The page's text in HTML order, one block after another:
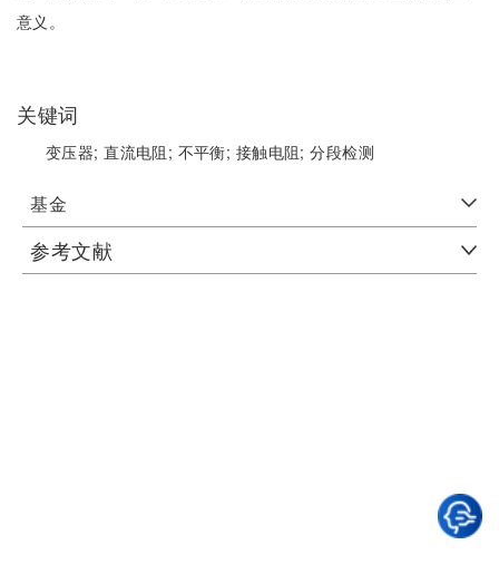
意义。
关键词
变压器;直流电阻; 不平衡; 接触电阻;分段检测
基金
参考文献